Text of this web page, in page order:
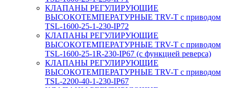
КЛАПАНЫ РЕГУЛИРУЮЩИЕ
ВЫСОКОТЕМПЕРАТУРНЫЕ TRV-T с приводом
TSL-1600-25-1-230-IP72
КЛАПАНЫ РЕГУЛИРУЮЩИЕ
ВЫСОКОТЕМПЕРАТУРНЫЕ TRV-T с приводом
TSL-1600-25-1R-230-IP67 (с функцией реверса)
КЛАПАНЫ РЕГУЛИРУЮЩИЕ
ВЫСОКОТЕМПЕРАТУРНЫЕ TRV-T с приводом
TSL-2200-40-1-230-IP67